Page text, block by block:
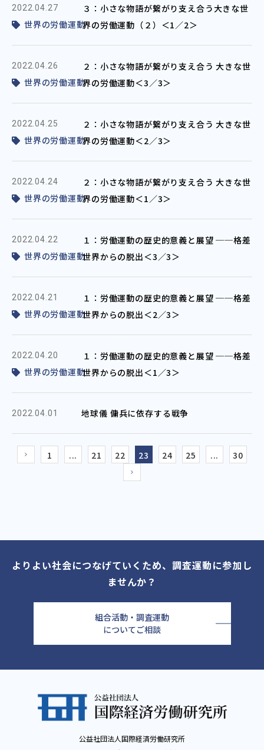
2022.04.27
世界の労働運動
３：小さな物語が繋がり支え合う大きな世
界の労働運動（２）＜1／2＞
2022.04.26
世界の労働運動
２：小さな物語が繋がり支え合う 大きな世
界の労働運動＜3／3＞
2022.04.25
世界の労働運動
２：小さな物語が繋がり支え合う 大きな世
界の労働運動＜2／3＞
2022.04.24
世界の労働運動
２：小さな物語が繋がり支え合う 大きな世
界の労働運動＜1／3＞
2022.04.22
世界の労働運動
１：労働運動の歴史的意義と展望 ──格差
世界からの脱出＜3／3＞
2022.04.21
世界の労働運動
１：労働運動の歴史的意義と展望 ──格差
世界からの脱出＜2／3＞
2022.04.20
世界の労働運動
１：労働運動の歴史的意義と展望 ──格差
世界からの脱出＜1／3＞
2022.04.01 地球儀 傭兵に依存する戦争
1 ... 21 22 23 24 25 ... 30
よりよい社会につなげていくため、調査運動に参加し
ませんか？
組合活動・調査運動
についてご相談
公益社団法人国際経済労働研究所